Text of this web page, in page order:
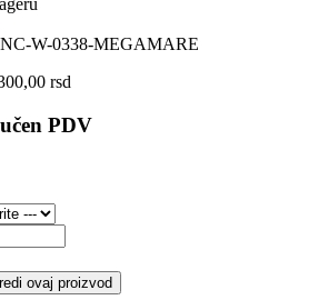
NC-W-0338-MEGAMARE
rsd
PDV
ovaj proizvod